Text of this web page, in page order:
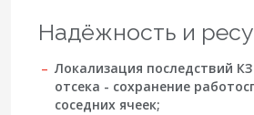
Надёжность и
Локализация последствий
отсека - сохранение
соседних ячеек;